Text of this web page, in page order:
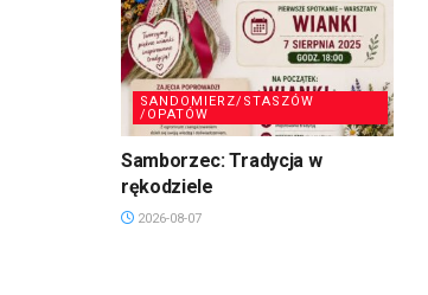
SANDOMIERZ/STASZÓW
/OPATÓW
Samborzec: Tradycja w
rękodziele
2026-08-07